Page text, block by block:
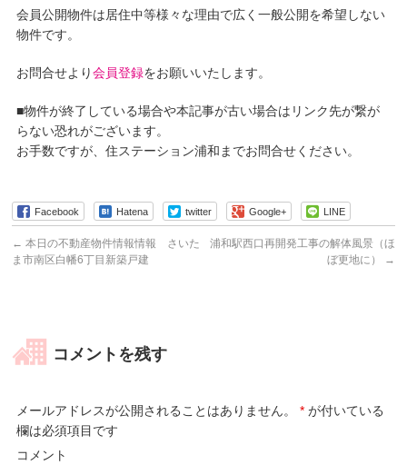
会員公開物件は居住中等様々な理由で広く一般公開を希望しない
物件です。
お問合せより会員登録をお願いいたします。
■物件が終了している場合や本記事が古い場合はリンク先が繋が
らない恐れがございます。
お手数ですが、住ステーション浦和までお問合せください。
Facebook Hatena twitter Google+ LINE
← 本日の不動産物件情報情報 さいた
ま市南区白幡6丁目新築戸建
浦和駅西口再開発工事の解体風景（ほ
ぼ更地に）
→
コメントを残す
メールアドレスが公開されることはありません。 * が付いている
欄は必須項目です
コメント